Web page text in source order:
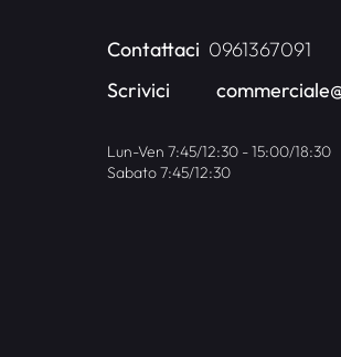
Contattaci 0961367091
Scrivici
Lun-Ven 7:45/12:30 - 15:00/18:30
Sabato 7:45/12:30